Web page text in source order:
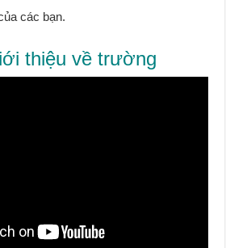
các bạn.
thiệu về trường